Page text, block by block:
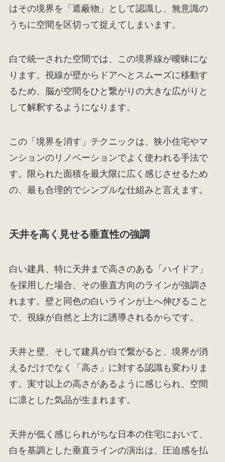
はその境界を「遮蔽物」として認識し、無意識の
うちに空間を区切って捉えてしまいます。
白で統一された空間では、この境界線が曖昧にな
ります。視線が壁からドアへとスムーズに移動す
るため、脳が空間をひと繋がりの大きな広がりと
して解釈するようになります。
この「境界を消す」テクニックは、狭小住宅やマ
ンションのリノベーションでよく使われる手法で
す。限られた面積を最大限に広く感じさせるため
の、最も合理的でシンプルな仕組みと言えます。
天井を高く見せる垂直性の強調
白い建具、特に天井まで高さのある「ハイドア」
を採用した場合、その垂直方向のラインが強調さ
れます。壁と同色の白いラインが上へ伸びること
で、視線が自然と上方に誘導されるからです。
天井と壁、そして建具が白で繋がると、境界が消
えるだけでなく「高さ」に対する認識も変わりま
す。実寸以上の高さがあるように感じられ、空間
に凛とした気品が生まれます。
天井が低く感じられがちな日本の住宅において、
白を基調とした垂直ラインの演出は、圧迫感を払